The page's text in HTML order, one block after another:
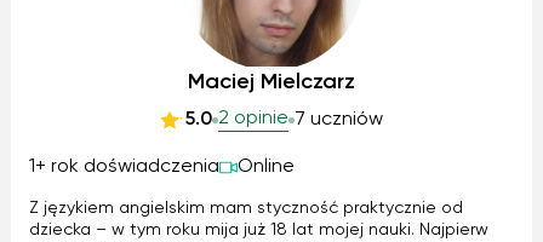
Maciej Mielczarz
5.0 2 opinie 7 uczniów
1+ rok doświadczenia Online
Z językiem angielskim mam styczność praktycznie od
dziecka – w tym roku mija już 18 lat mojej nauki. Najpierw